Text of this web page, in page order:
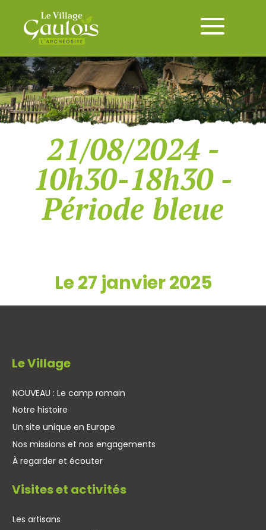
21/08/2024 -
10h30-18h30 -
Période bleue
Le 27 janvier 2025
Le Village
NOUVEAU : Le camp romain
Notre histoire
Un site unique en Europe
Nos missions et nos engagements
À regarder et écouter
Visites et activités
Les artisans